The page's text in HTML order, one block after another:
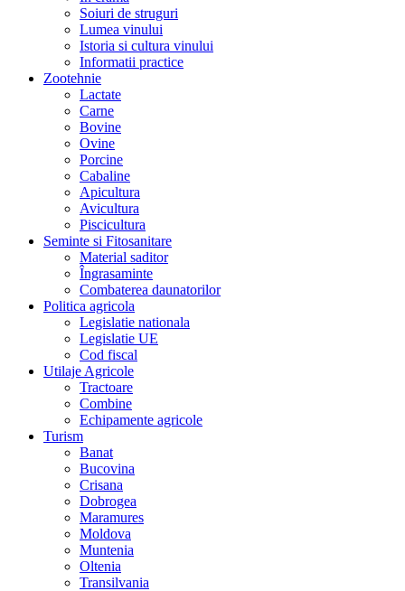
Soiuri de struguri
Lumea vinului
Istoria si cultura vinului
Informatii practice
Zootehnie
Lactate
Carne
Bovine
Ovine
Porcine
Cabaline
Apicultura
Avicultura
Piscicultura
Seminte si Fitosanitare
Material saditor
Îngrasaminte
Combaterea daunatorilor
Politica agricola
Legislatie nationala
Legislatie UE
Cod fiscal
Utilaje Agricole
Tractoare
Combine
Echipamente agricole
Turism
Banat
Bucovina
Crisana
Dobrogea
Maramures
Moldova
Muntenia
Oltenia
Transilvania